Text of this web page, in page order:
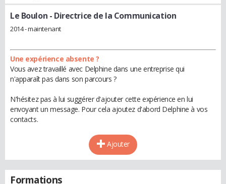
Le Boulon - Directrice de la Communication
2014 - maintenant
Une expérience absente ?
Vous avez travaillé avec Delphine dans une entreprise qui
n'apparaît pas dans son parcours ?
N'hésitez pas à lui suggérer d'ajouter cette expérience en lui
envoyant un message. Pour cela ajoutez d'abord Delphine à vos
contacts.
Ajouter
Formations